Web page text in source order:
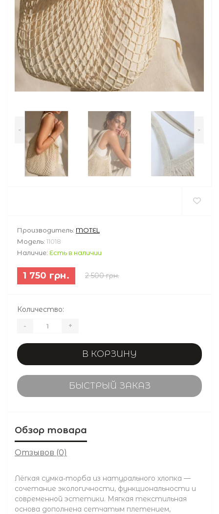
< >
Производитель: MOTEL
Модель: 11018
Наличие: Есть в наличии
1 750 грн. 2 500 грн.
Количество:
- +
В КОРЗИНУ
БЫСТРЫЙ ЗАКАЗ
Обзор товара
Отзывов (0)
Лёгкая сумка‑торба из натурального хлопка —
сочетание экологичности, функциональности и
современной эстетики. Мягкая текстильная
основа дополнена сетчатым плетением,